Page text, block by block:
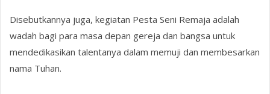
Disebutkannya juga, kegiatan Pesta Seni Remaja adalah
wadah bagi para masa depan gereja dan bangsa untuk
mendedikasikan talentanya dalam memuji dan membesarkan
nama Tuhan.